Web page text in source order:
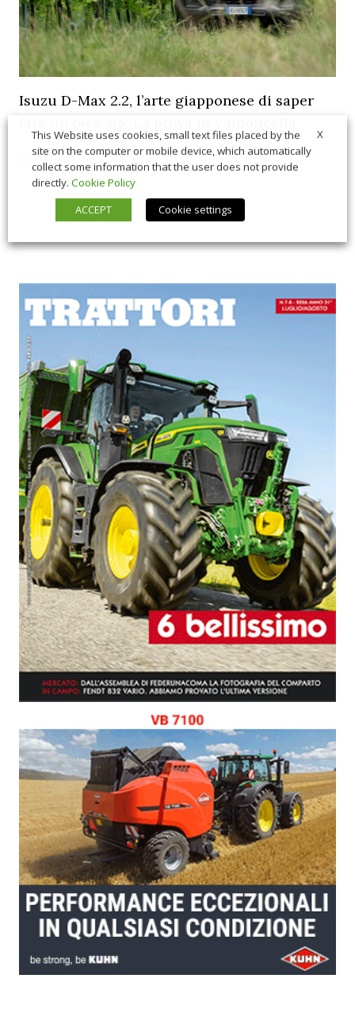
Isuzu D-Max 2.2, l’arte giapponese di saper
06/26/2026 In Vetrina,Macchine
X
This Website uses cookies, small text files placed by the
site on the computer or mobile device, which automatically
collect some information that the user does not provide
directly. Cookie Policy
ACCEPT
Cookie settings